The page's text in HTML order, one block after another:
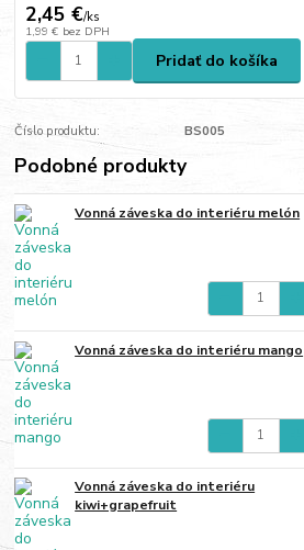
2,45 €/ks
1,99 € bez DPH
Pridať do košíka
Číslo produktu: BS005
Podobné produkty
Vonná záveska do interiéru melón
Vonná záveska do interiéru mango
Vonná záveska do interiéru
kiwi+grapefruit